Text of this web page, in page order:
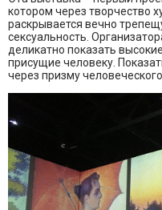
котором через творчество
раскрывается вечно
сексуальность.
деликатно показать
присущие человеку.
через призму человеческого